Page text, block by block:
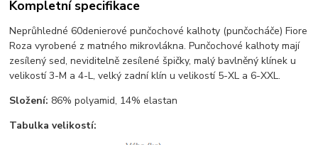
Kompletní specifikace
Neprůhledné 60denierové punčochové kalhoty (punčocháče) Fiore
Roza vyrobené z matného mikrovlákna. Punčochové kalhoty mají
zesílený sed, neviditelně zesílené špičky, malý bavlněný klínek u
velikostí 3-M a 4-L, velký zadní klín u velikostí 5-XL a 6-XXL.
Složení: 86% polyamid, 14% elastan
Tabulka velikostí: